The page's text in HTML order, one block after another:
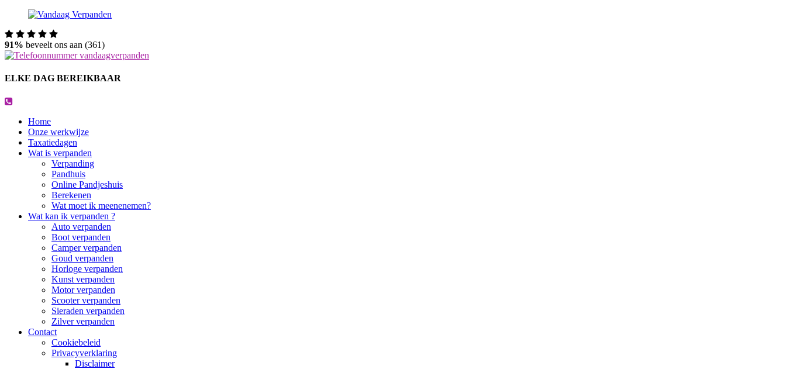
91% beveelt ons aan (361)
ELKE DAG BEREIKBAAR
Home
Onze werkwijze
Taxatiedagen
Wat is verpanden
Verpanding
Pandhuis
Online Pandjeshuis
Berekenen
Wat moet ik meenenemen?
Wat kan ik verpanden ?
Auto verpanden
Boot verpanden
Camper verpanden
Goud verpanden
Horloge verpanden
Kunst verpanden
Motor verpanden
Scooter verpanden
Sieraden verpanden
Zilver verpanden
Contact
Cookiebeleid
Privacyverklaring
Disclaimer